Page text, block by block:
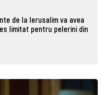
de la Ierusalim va avea
limitat pentru pelerini din